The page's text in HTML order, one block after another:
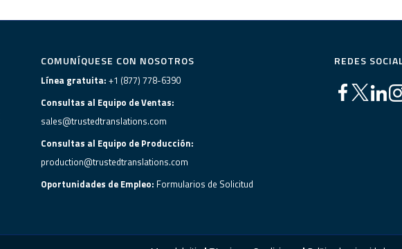
COMUNÍQUESE CON NOSOTROS
Línea gratuita: +1 (877) 778-6390
Consultas al Equipo de Ventas:
sales@trustedtranslations.com
Consultas al Equipo de Producción:
production@trustedtranslations.com
Oportunidades de Empleo: Formularios de Solicitud
REDES